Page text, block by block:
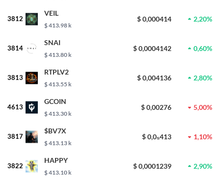
3812
VEIL
$ 413.98 k
$ 0,000414 2,20%
3814
SNAI
$ 413.80 k
$ 0,0004142 0,60%
3813
RTPLV2
$ 413.55 k
$ 0,004136 2,80%
4613
GCOIN
$ 413.30 k
$ 0,00276 5,00%
3817
$BV7X
$ 413.13 k
$ 0,0₅413 1,10%
3822
HAPPY
$ 413.10 k
$ 0,0001239 2,90%